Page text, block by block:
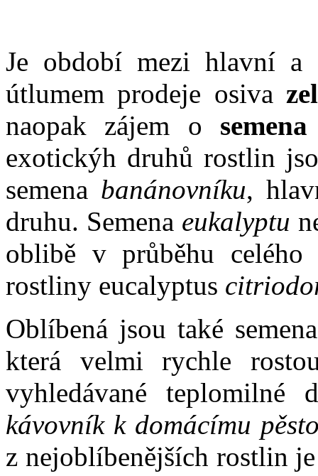
Je období mezi hlavní a
útlumem prodeje osiva
naopak zájem o
exotickýh druhů rostlin
semena banánovníku,
druhu. Semena eukalyptu
oblibě v průběhu
rostliny eucalyptus
Oblíbená jsou také
která velmi rychle
vyhledávané
kávovník k domácímu
z nejoblíbenějších rostlin